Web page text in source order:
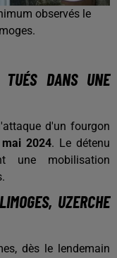
observés le
TUÉS DANS UNE
d'un fourgon
2024. Le détenu
une mobilisation
UZERCHE
dès le lendemain